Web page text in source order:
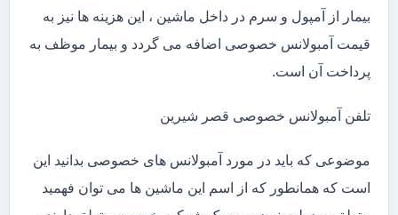
بیمار از آمپول و سرم در داخل ماشین ، این هزینه ها نیز به
قیمت آمبولانس خصوصی اضافه می گردد و بیمار موظف به
پرداخت آن است.
تلفن آمبولانس خصوصی قصر شیرین
موضوعی که باید در مورد آمبولانس های خصوصی بدانید این
است که همانطور که از اسم این ماشین ها می توان فهمید